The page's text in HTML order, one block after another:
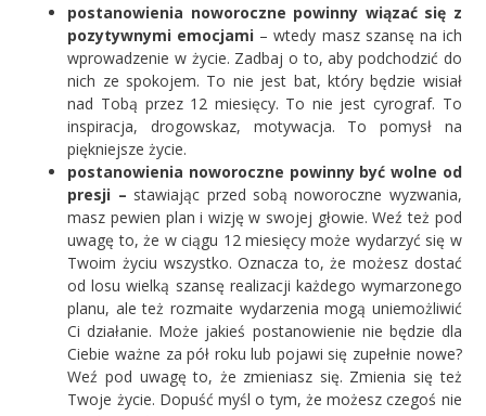
postanowienia noworoczne powinny wiązać się z
pozytywnymi emocjami – wtedy masz szansę na ich
wprowadzenie w życie. Zadbaj o to, aby podchodzić do
nich ze spokojem. To nie jest bat, który będzie wisiał
nad Tobą przez 12 miesięcy. To nie jest cyrograf. To
inspiracja, drogowskaz, motywacja. To pomysł na
piękniejsze życie.
postanowienia noworoczne powinny być wolne od
presji – stawiając przed sobą noworoczne wyzwania,
masz pewien plan i wizję w swojej głowie. Weź też pod
uwagę to, że w ciągu 12 miesięcy może wydarzyć się w
Twoim życiu wszystko. Oznacza to, że możesz dostać
od losu wielką szansę realizacji każdego wymarzonego
planu, ale też rozmaite wydarzenia mogą uniemożliwić
Ci działanie. Może jakieś postanowienie nie będzie dla
Ciebie ważne za pół roku lub pojawi się zupełnie nowe?
Weź pod uwagę to, że zmieniasz się. Zmienia się też
Twoje życie. Dopuść myśl o tym, że możesz czegoś nie